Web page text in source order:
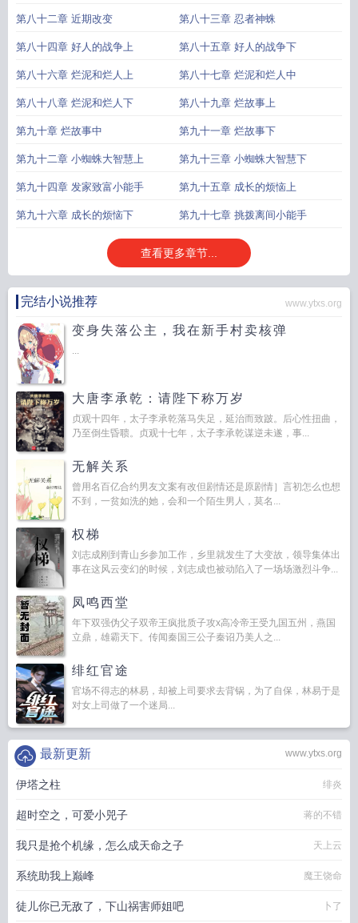
第八十二章 近期改变 第八十三章 忍者神蛛
第八十四章 好人的战争上 第八十五章 好人的战争下
第八十六章 烂泥和烂人上 第八十七章 烂泥和烂人中
第八十八章 烂泥和烂人下 第八十九章 烂故事上
第九十章 烂故事中 第九十一章 烂故事下
第九十二章 小蜘蛛大智慧上 第九十三章 小蜘蛛大智慧下
第九十四章 发家致富小能手 第九十五章 成长的烦恼上
第九十六章 成长的烦恼下 第九十七章 挑拨离间小能手
查看更多章节...
完结小说推荐 www.ytxs.org
变身失落公主，我在新手村卖核弹
...
大唐李承乾：请陛下称万岁
贞观十四年，太子李承乾落马失足，延治而致跛。后心性扭曲，
乃至倒生昏聩。贞观十七年，太子李承乾谋逆未遂，事...
无解关系
曾用名百亿合约男友文案有改但剧情还是原剧情］言初怎么也想
不到，一贫如洗的她，会和一个陌生男人，莫名...
权梯
刘志成刚到青山乡参加工作，乡里就发生了大变故，领导集体出
事在这风云变幻的时候，刘志成也被动陷入了一场场激烈斗争...
凤鸣西堂
年下双强伪父子双帝王疯批质子攻x高冷帝王受九国五州，燕国
立鼎，雄霸天下。传闻秦国三公子秦诏乃美人之...
绯红官途
官场不得志的林易，却被上司要求去背锅，为了自保，林易于是
对女上司做了一个迷局...
www.ytxs.org
最新更新
伊塔之柱 绯炎
超时空之，可爱小兕子 蒋的不错
我只是抢个机缘，怎么成天命之子 天上云
系统助我上巅峰 魔王饶命
徒儿你已无敌了，下山祸害师姐吧 卜了